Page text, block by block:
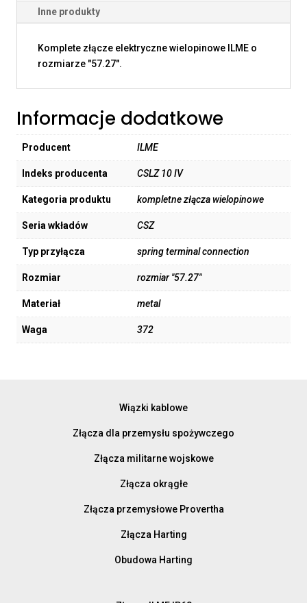
Inne produkty
Komplete złącze elektryczne wielopinowe ILME o
rozmiarze "57.27".
Informacje dodatkowe
Producent ILME
Indeks producenta CSLZ 10 IV
Kategoria produktu kompletne złącza wielopinowe
Seria wkładów CSZ
Typ przyłącza spring terminal connection
Rozmiar rozmiar "57.27"
Materiał metal
Waga 372
Wiązki kablowe
Złącza dla przemysłu spożywczego
Złącza militarne wojskowe
Złącza okrągłe
Złącza przemysłowe Provertha
Złącza Harting
Obudowa Harting